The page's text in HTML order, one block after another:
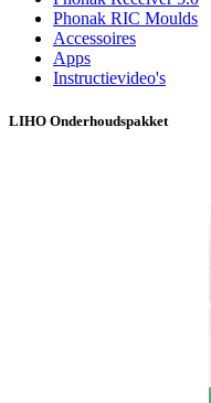
Phonak RIC Moulds
Accessoires
Apps
Instructievideo's
LIHO Onderhoudspakket